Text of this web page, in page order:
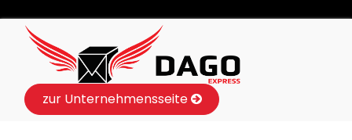
zur Unternehmensseite